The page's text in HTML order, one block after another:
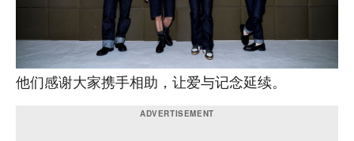
他们感谢大家携手相助，让爱与记念延续。